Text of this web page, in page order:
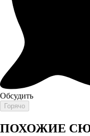
Обсудить
Горячо
ПОХОЖИЕ